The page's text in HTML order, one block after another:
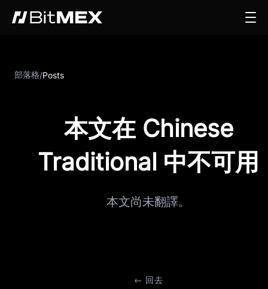
部落格/Posts
本文在 Chinese
Traditional 中不可用
本文尚未翻譯。
← 回去